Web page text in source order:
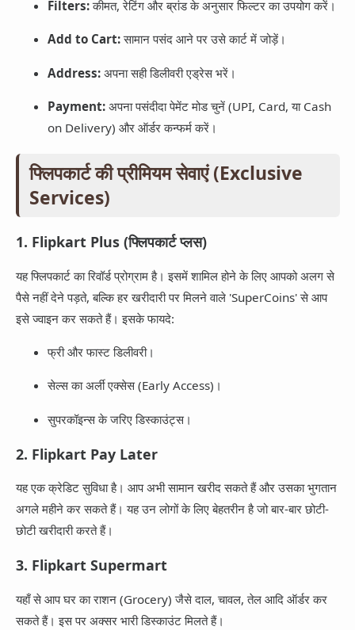
Filters:कीमत, रेटिंग और ब्रांड के अनुसार फिल्टर का उपयोग करें।
Add to Cart:सामान पसंद आने पर उसे कार्ट में जोड़ें।
Address:अपना सही डिलीवरी एड्रेस भरें।
Payment:अपना पसंदीदा पेमेंट मोड चुनें (UPI, Card, या Cash
on Delivery) और ऑर्डर कन्फर्म करें।
फ्लिपकार्ट की प्रीमियम सेवाएं (Exclusive
Services)
1. Flipkart Plus (फ्लिपकार्ट प्लस)
यह फ्लिपकार्ट का रिवॉर्ड प्रोग्राम है। इसमें शामिल होने के लिए आपको अलग से
पैसे नहीं देने पड़ते, बल्कि हर खरीदारी पर मिलने वाले 'SuperCoins' से आप
इसे ज्वाइन कर सकते हैं। इसके फायदे:
फ्री और फास्ट डिलीवरी।
सेल्स का अर्ली एक्सेस (Early Access)।
सुपरकॉइन्स के जरिए डिस्काउंट्स।
2. Flipkart Pay Later
यह एक क्रेडिट सुविधा है। आप अभी सामान खरीद सकते हैं और उसका भुगतान
अगले महीने कर सकते हैं। यह उन लोगों के लिए बेहतरीन है जो बार-बार छोटी-
छोटी खरीदारी करते हैं।
3. Flipkart Supermart
यहाँ से आप घर का राशन (Grocery) जैसे दाल, चावल, तेल आदि ऑर्डर कर
सकते हैं। इस पर अक्सर भारी डिस्काउंट मिलते हैं।